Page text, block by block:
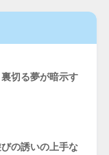
裏切る夢が暗示す
の誘いの上手な